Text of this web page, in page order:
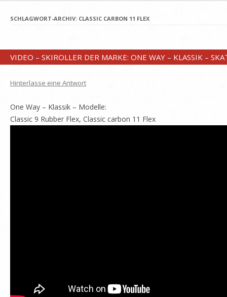
SCHLAGWORT-ARCHIV: CLASSIC CARBON 11 FLEX
VIDEO – SKIROLLER DER MARKE: ONE WAY – KLASSIK –
Hinterlasse eine Antwort
One Way – Klassik – Modelle:
Classic 9 Rubber Flex, Classic carbon 11 Flex